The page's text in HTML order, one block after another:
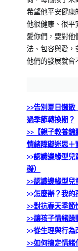
希望他平安健康
他很健康、很平
愛你們，要對他
法、包容與愛，
他們的發展就會
>>告別夏日懶
過季節轉換期？
>>【親子教養
情緒障礙迷思＋
>>認識邊緣型
礙）
>>認識邊緣型
>>怎麼辦？我的
>>對抗春天季節
>>讓孩子情緒躁
>>從生理與行
>>如何搞定情